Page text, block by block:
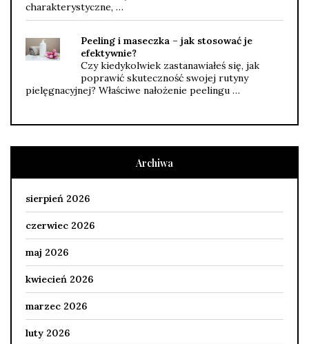
charakterystyczne, …
Peeling i maseczka – jak stosować je
efektywnie?
Czy kiedykolwiek zastanawiałeś się, jak
poprawić skuteczność swojej rutyny
pielęgnacyjnej? Właściwe nałożenie peelingu …
Archiwa
sierpień 2026
czerwiec 2026
maj 2026
kwiecień 2026
marzec 2026
luty 2026